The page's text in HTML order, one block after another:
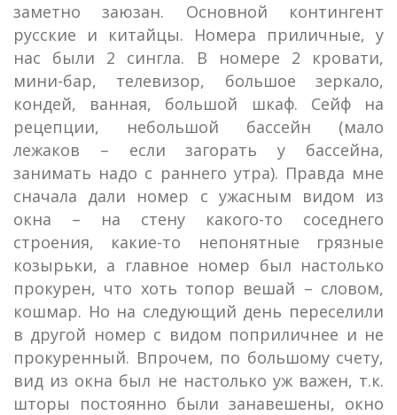
заметно заюзан. Основной контингент
русские и китайцы. Номера приличные, у
нас были 2 сингла. В номере 2 кровати,
мини-бар, телевизор, большое зеркало,
кондей, ванная, большой шкаф. Сейф на
рецепции, небольшой бассейн (мало
лежаков – если загорать у бассейна,
занимать надо с раннего утра). Правда мне
сначала дали номер с ужасным видом из
окна – на стену какого-то соседнего
строения, какие-то непонятные грязные
козырьки, а главное номер был настолько
прокурен, что хоть топор вешай – словом,
кошмар. Но на следующий день переселили
в другой номер с видом поприличнее и не
прокуренный. Впрочем, по большому счету,
вид из окна был не настолько уж важен, т.к.
шторы постоянно были занавешены, окно